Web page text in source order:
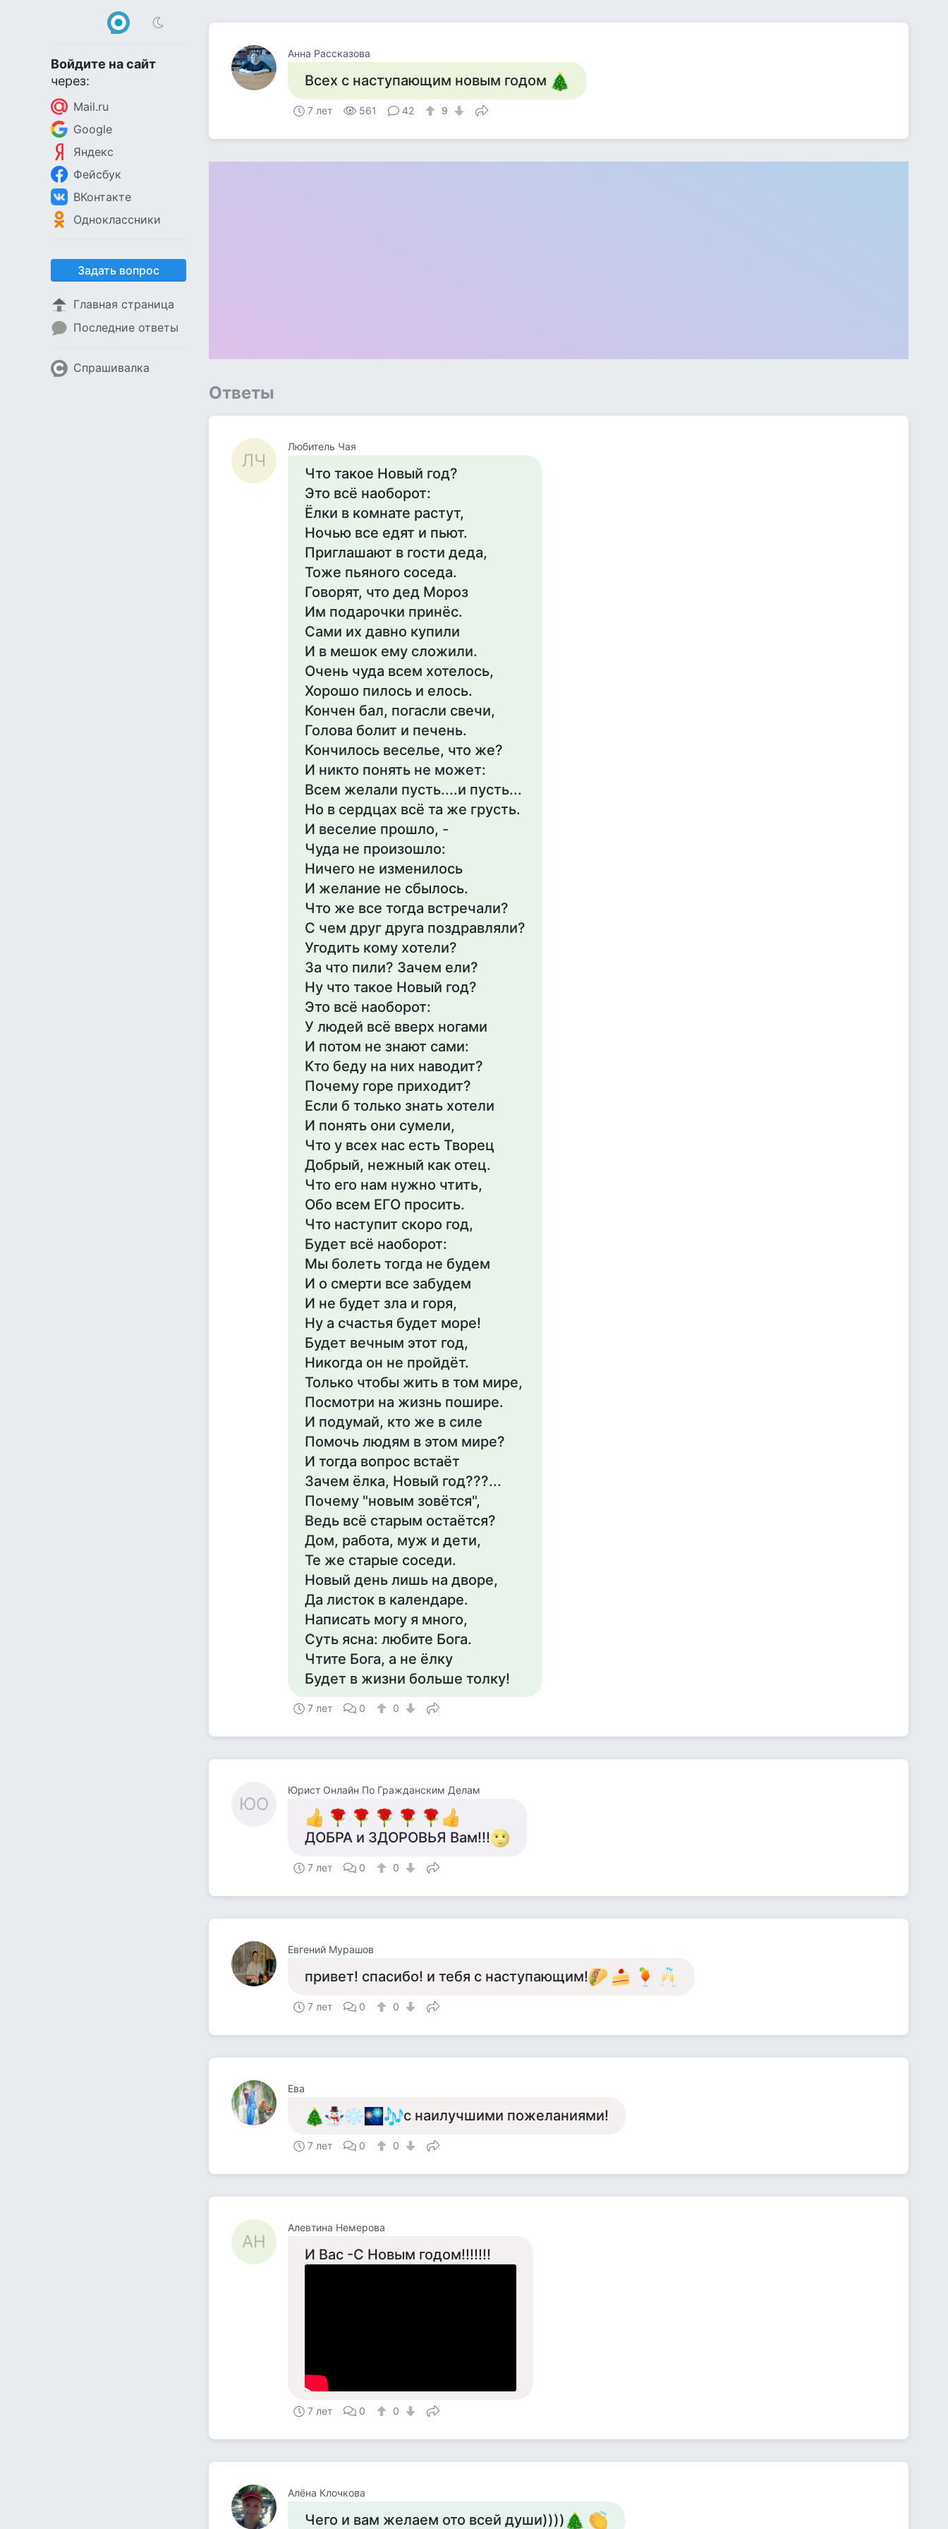
Войдите на сайт
через:
Mail.ru
Google
Яндекс
Фейсбук
ВКонтакте
Одноклассники
Задать вопрос
Главная страница
Последние ответы
Спрашивалка
Анна Рассказова
Всех с наступающим новым годом
7 лет 561 42 9
Ответы
ЛЧ
Любитель Чая
Что такое Новый год?
Это всё наоборот:
Ёлки в комнате растут,
Ночью все едят и пьют.
Приглашают в гости деда,
Тоже пьяного соседа.
Говорят, что дед Мороз
Им подарочки принёс.
Сами их давно купили
И в мешок ему сложили.
Очень чуда всем хотелось,
Хорошо пилось и елось.
Кончен бал, погасли свечи,
Голова болит и печень.
Кончилось веселье, что же?
И никто понять не может:
Всем желали пусть....и пусть...
Но в сердцах всё та же грусть.
И веселие прошло, -
Чуда не произошло:
Ничего не изменилось
И желание не сбылось.
Что же все тогда встречали?
С чем друг друга поздравляли?
Угодить кому хотели?
За что пили? Зачем ели?
Ну что такое Новый год?
Это всё наоборот:
У людей всё вверх ногами
И потом не знают сами:
Кто беду на них наводит?
Почему горе приходит?
Если б только знать хотели
И понять они сумели,
Что у всех нас есть Творец
Добрый, нежный как отец.
Что его нам нужно чтить,
Обо всем ЕГО просить.
Что наступит скоро год,
Будет всё наоборот:
Мы болеть тогда не будем
И о смерти все забудем
И не будет зла и горя,
Ну а счастья будет море!
Будет вечным этот год,
Никогда он не пройдёт.
Только чтобы жить в том мире,
Посмотри на жизнь пошире.
И подумай, кто же в силе
Помочь людям в этом мире?
И тогда вопрос встаёт
Зачем ёлка, Новый год???...
Почему "новым зовётся",
Ведь всё старым остаётся?
Дом, работа, муж и дети,
Те же старые соседи.
Новый день лишь на дворе,
Да листок в календаре.
Написать могу я много,
Суть ясна: любите Бога.
Чтите Бога, а не ёлку
Будет в жизни больше толку!
7 лет 0 0
ЮО
Юрист Онлайн По Гражданским Делам
ДОБРА и ЗДОРОВЬЯ Вам!!!
7 лет 0 0
Евгений Мурашов
привет! спасибо! и тебя с наступающим!
7 лет 0 0
Ева
с наилучшими пожеланиями!
7 лет 0 0
АН
Алевтина Немерова
И Вас -С Новым годом!!!!!!!
7 лет 0 0
Алёна Клочкова
Чего и вам желаем ото всей души))))